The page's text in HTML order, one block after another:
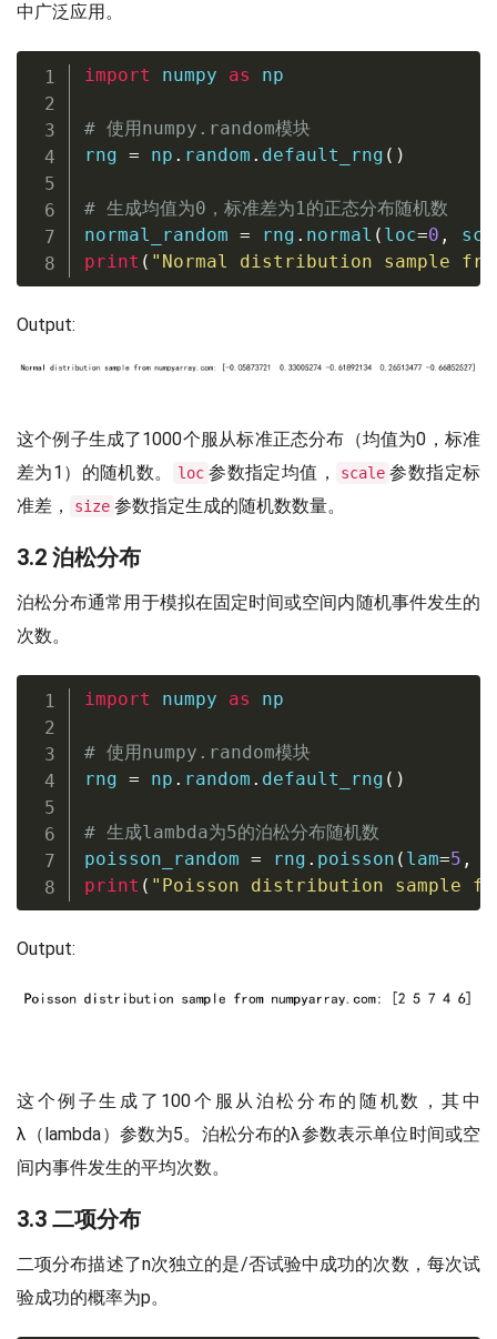
中广泛应用。
import numpy as np
# 使用numpy.random模块
rng = np . random . default_rng ( )
# 生成均值为0，标准差为1的正态分布随机数
normal_random = rng . normal ( loc=0 ,
print ( "Normal distribution sample
Output:
这个例子生成了1000个服从标准正态分布（均值为0，标准
差为1）的随机数。
loc 参数指定均值， scale 参数指定标
准差，
size 参数指定生成的随机数数量。
3.2 泊松分布
泊松分布通常用于模拟在固定时间或空间内随机事件发生的
次数。
import numpy as np
# 使用numpy.random模块
rng = np . random . default_rng ( )
# 生成lambda为5的泊松分布随机数
poisson_random = rng . poisson ( lam=5 ,
print ( "Poisson distribution sample
Output:
这个例子生成了100个服从泊松分布的随机数，其中
λ（lambda）参数为5。泊松分布的λ参数表示单位时间或空
间内事件发生的平均次数。
3.3 二项分布
二项分布描述了n次独立的是/否试验中成功的次数，每次试
验成功的概率为p。